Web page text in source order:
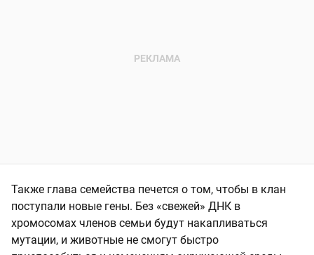
Также глава семейства печется о том, чтобы в клан
поступали новые гены. Без «свежей» ДНК в
хромосомах членов семьи будут накапливаться
мутации, и животные не смогут быстро